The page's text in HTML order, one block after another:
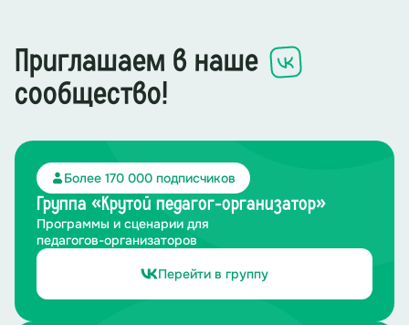
Приглашаем в наше
сообщество!
Более 170 000 подписчиков
Группа «Крутой педагог-организатор»
Программы и сценарии для
педагогов-организаторов
Перейти в группу